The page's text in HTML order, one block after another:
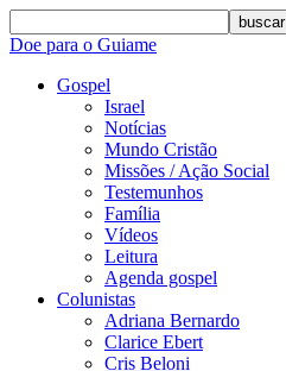
buscar
Doe para o Guiame
Gospel
Israel
Notícias
Mundo Cristão
Missões / Ação Social
Testemunhos
Família
Vídeos
Leitura
Agenda gospel
Colunistas
Adriana Bernardo
Clarice Ebert
Cris Beloni